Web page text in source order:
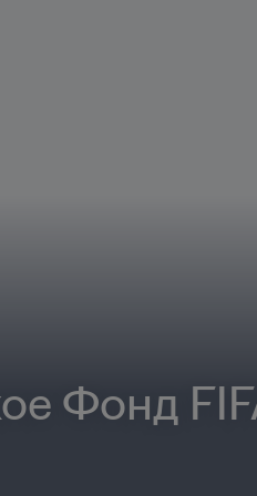
Фонд